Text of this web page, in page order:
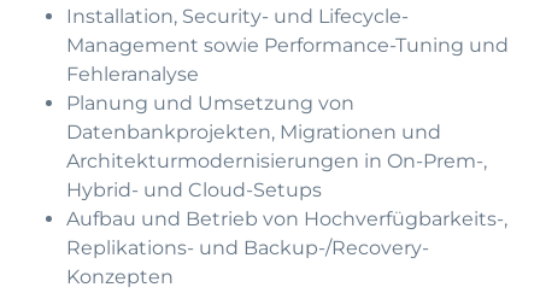
Installation, Security- und Lifecycle-
Management sowie Performance-Tuning und
Fehleranalyse
Planung und Umsetzung von
Datenbankprojekten, Migrationen und
Architekturmodernisierungen in On-Prem-,
Hybrid- und Cloud-Setups
Aufbau und Betrieb von Hochverfügbarkeits-,
Replikations- und Backup-/Recovery-
Konzepten